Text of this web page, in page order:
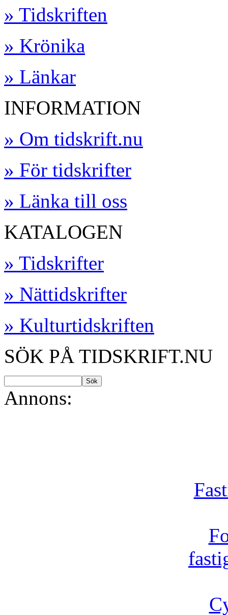
» Tidskriften
» Krönika
» Länkar
INFORMATION
» Om tidskrift.nu
» För tidskrifter
» Länka till oss
KATALOGEN
» Tidskrifter
» Nättidskrifter
» Kulturtidskriften
SÖK PÅ TIDSKRIFT.NU
Annons: